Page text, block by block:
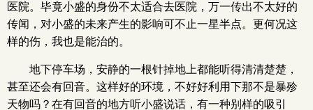
医院。毕竟小盛的身份不太适合去医院，万一传出不太好的
传闻，对小盛的未来产生的影响可不止一星半点。更何况这
样的伤，我也是能治的。
地下停车场，安静的一根针掉地上都能听得清清楚楚，
甚至还会有回音。这样好的环境，不好好利用下那不是暴殄
天物吗？在有回音的地方听小盛说话，有一种别样的吸引